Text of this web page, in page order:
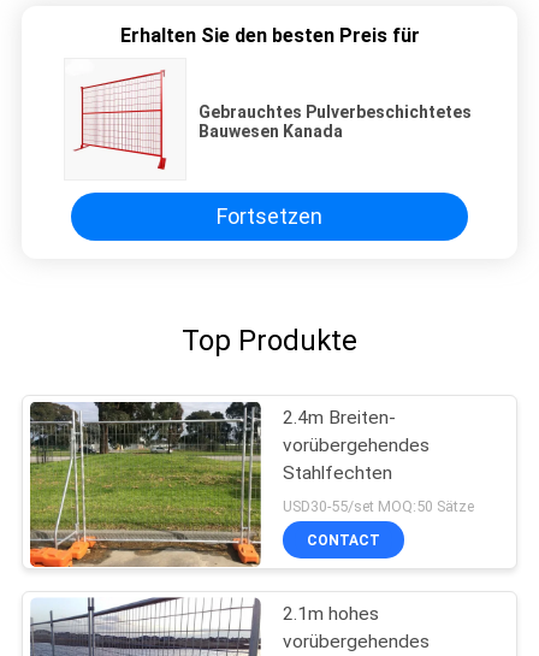
Erhalten Sie den besten Preis für
Gebrauchtes Pulverbeschichtetes
Bauwesen Kanada
Fortsetzen
Top Produkte
2.4m Breiten-
vorübergehendes
Stahlfechten
USD30-55/set MOQ:50 Sätze
CONTACT
2.1m hohes
vorübergehendes